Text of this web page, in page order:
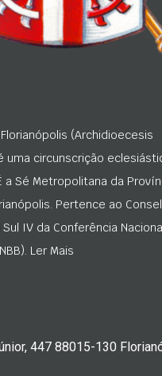
(Archidioecesis
uma circunscrição
a Sé Metropolitana da
Pertence ao
IV da Conferência
Ler Mais
447 88015-130